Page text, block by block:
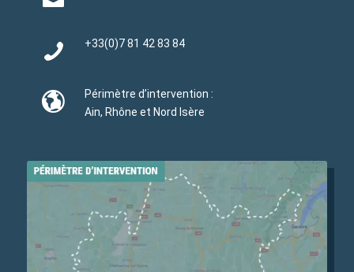
+33(0)7 81 42 83 84
Périmètre d’intervention :
Ain, Rhône et Nord Isère